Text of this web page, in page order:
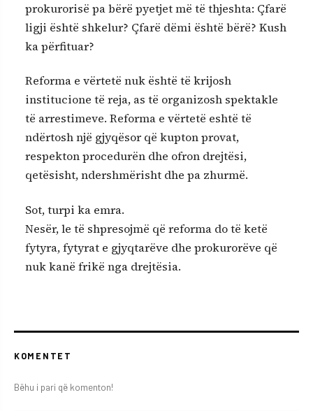
prokurorisë pa bërë pyetjet më të thjeshta: Çfarë
ligji është shkelur? Çfarë dëmi është bërë? Kush
ka përfituar?
Reforma e vërtetë nuk është të krijosh
institucione të reja, as të organizosh spektakle
të arrestimeve. Reforma e vërtetë eshtë të
ndërtosh një gjyqësor që kupton provat,
respekton procedurën dhe ofron drejtësi,
qetësisht, ndershmërisht dhe pa zhurmë.
Sot, turpi ka emra.
Nesër, le të shpresojmë që reforma do të ketë
fytyra, fytyrat e gjyqtarëve dhe prokurorëve që
nuk kanë frikë nga drejtësia.
KOMENTET
Bëhu i pari që komenton!